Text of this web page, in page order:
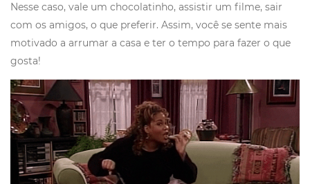
Nesse caso, vale um chocolatinho, assistir um filme, sair
com os amigos, o que preferir. Assim, você se sente mais
motivado a arrumar a casa e ter o tempo para fazer o que
gosta!